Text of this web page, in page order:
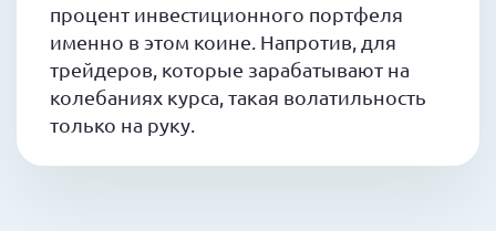
процент инвестиционного портфеля
именно в этом коине. Напротив, для
трейдеров, которые зарабатывают на
колебаниях курса, такая волатильность
только на руку.